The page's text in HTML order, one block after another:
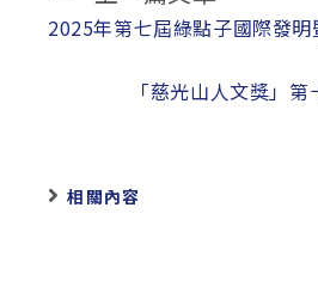
more
2025年第七屆綠點子國際發
「慈光山人文獎」
相關內容